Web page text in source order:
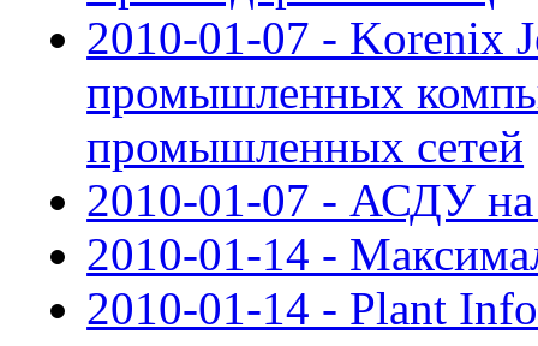
2010-01-07 - Korenix
промышленных
промышленных сетей
2010-01-07 - АСДУ на
2010-01-14 -
2010-01-14 - Plant